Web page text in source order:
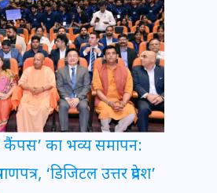
का भव्य समापन:
‘डिजिटल उत्तर प्रदेश’